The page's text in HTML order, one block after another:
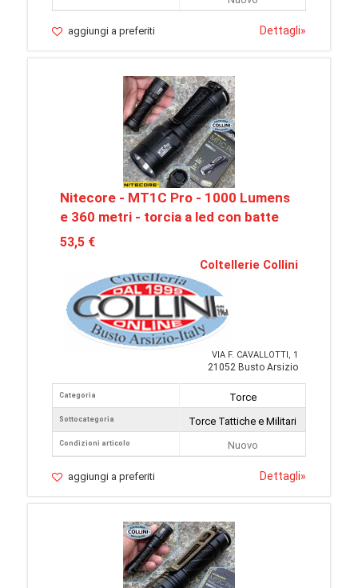
aggiungi a preferiti Dettagli»
Nitecore - MT1C Pro - 1000 Lumens
e 360 metri - torcia a led con batte
53,5 €
Coltellerie Collini
VIA F. CAVALLOTTI, 1
21052 Busto Arsizio
Categoria
Sottocategoria
Condizioni articolo
Torce
Torce Tattiche e Militari
Nuovo
aggiungi a preferiti Dettagli»